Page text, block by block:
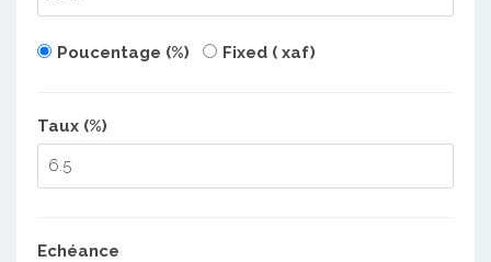
Poucentage (%) Fixed ( xaf)
Taux (%)
Echéance